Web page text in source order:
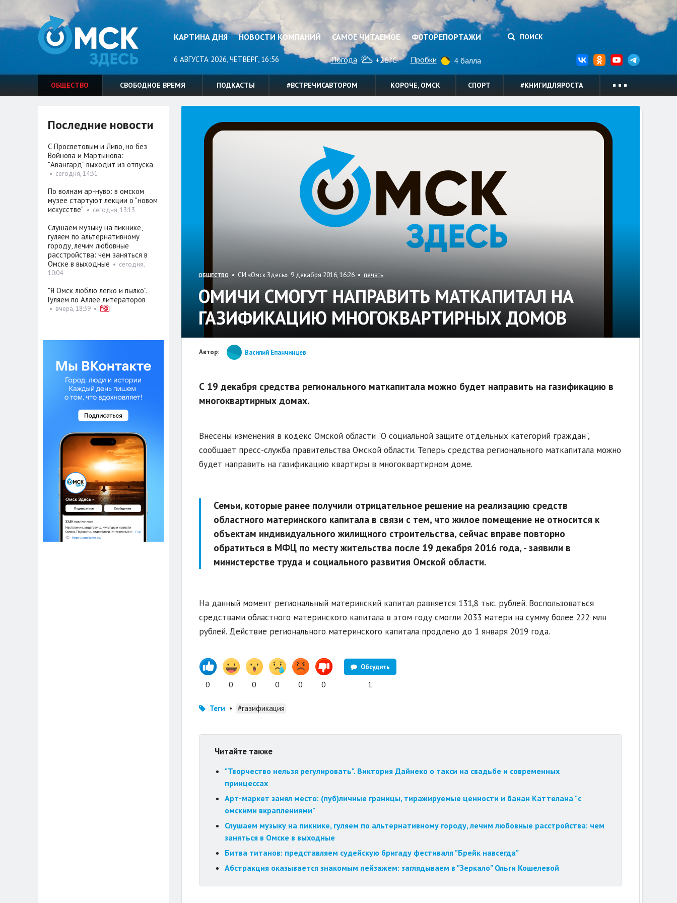
КАРТИНА ДНЯ НОВОСТИ КОМПАНИЙ САМОЕ ЧИТАЕМОЕ ФОТОРЕПОРТАЖИ ПОИСК
6 АВГУСТА 2026, ЧЕТВЕРГ, 16:56 Погода +26°C Пробки 4 балла
ОБЩЕСТВО СВОБОДНОЕ ВРЕМЯ ПОДКАСТЫ #ВСТРЕЧИСАВТОРОМ КОРОЧЕ, ОМСК СПОРТ #КНИГИДЛЯРОСТА
ОБЩЕСТВО • СИ «Омск Здесь» 9 декабря 2016, 16:26 • печать
ОМИЧИ СМОГУТ НАПРАВИТЬ МАТКАПИТАЛ НА
ГАЗИФИКАЦИЮ МНОГОКВАРТИРНЫХ ДОМОВ
Автор: Василий Епанчинцев
С 19 декабря средства регионального маткапитала можно будет направить на газификацию в
многоквартирных домах.
Внесены изменения в кодекс Омской области "О социальной защите отдельных категорий граждан",
сообщает пресс-служба правительства Омской области. Теперь средства регионального маткапитала можно
будет направить на газификацию квартиры в многоквартирном доме.
Семьи, которые ранее получили отрицательное решение на реализацию средств
областного материнского капитала в связи с тем, что жилое помещение не относится к
объектам индивидуального жилищного строительства, сейчас вправе повторно
обратиться в МФЦ по месту жительства после 19 декабря 2016 года, - заявили в
министерстве труда и социального развития Омской области.
На данный момент региональный материнский капитал равняется 131,8 тыс. рублей. Воспользоваться
средствами областного материнского капитала в этом году смогли 2033 матери на сумму более 222 млн
рублей. Действие регионального материнского капитала продлено до 1 января 2019 года.
0 0 0 0 0 0
Обсудить
1
Теги • #газификация
Читайте также
"Творчество нельзя регулировать". Виктория Дайнеко о такси на свадьбе и современных
принцессах
Арт-маркет занял место: (пуб)личные границы, тиражируемые ценности и банан Каттелана "с
омскими вкраплениями"
Слушаем музыку на пикнике, гуляем по альтернативному городу, лечим любовные расстройства: чем
заняться в Омске в выходные
Битва титанов: представляем судейскую бригаду фестиваля "Брейк навсегда"
Абстракция оказывается знакомым пейзажем: заглядываем в "Зеркало" Ольги Кошелевой
Последние новости
С Просветовым и Ливо, но без
Войнова и Мартынова:
"Авангард" выходит из отпуска
• сегодня, 14:31
По волнам ар-нуво: в омском
музее стартуют лекции о "новом
искусстве" • сегодня, 13:13
Слушаем музыку на пикнике,
гуляем по альтернативному
городу, лечим любовные
расстройства: чем заняться в
Омске в выходные • сегодня,
10:04
"Я Омск люблю легко и пылко".
Гуляем по Аллее литераторов
• вчера, 18:39•